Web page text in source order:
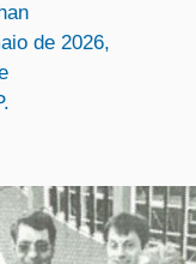
de 2026,